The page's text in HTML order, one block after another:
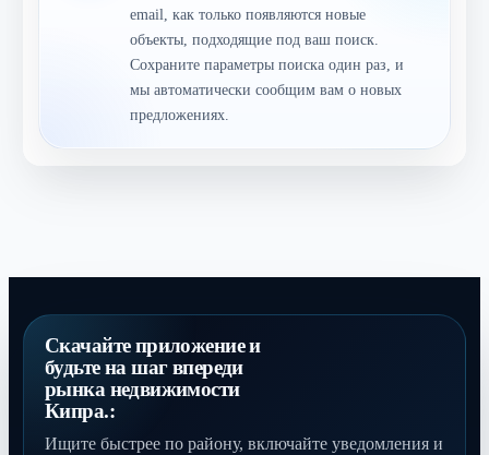
email, как только появляются новые
объекты, подходящие под ваш поиск.
Сохраните параметры поиска один раз, и
мы автоматически сообщим вам о новых
предложениях.
Скачайте приложение и
будьте на шаг впереди
рынка недвижимости
Кипра.:
Ищите быстрее по району, включайте уведомления и